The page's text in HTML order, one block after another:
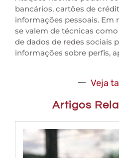
bancários, cartões de
informações pessoais. Em
se valem de técnicas
de dados de redes sociais
informações sobre perfis,
Veja
Artigos